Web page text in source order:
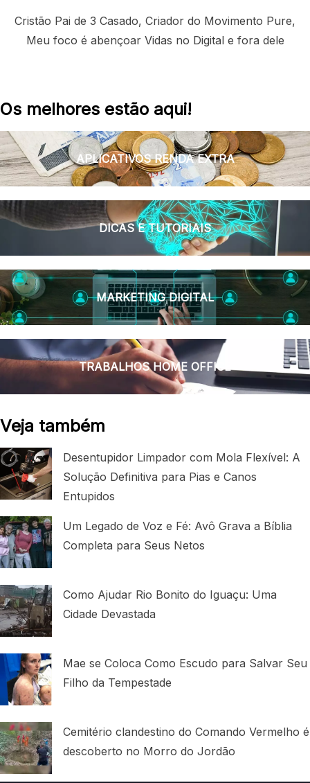
Cristão Pai de 3 Casado, Criador do Movimento Pure,
Meu foco é abençoar Vidas no Digital e fora dele
Os melhores estão aqui!
APLICATIVOS RENDA EXTRA
DICAS E TUTORIAIS
MARKETING DIGITAL
TRABALHOS HOME OFFICE
Veja também
Desentupidor Limpador com Mola Flexível: A
Solução Definitiva para Pias e Canos
Entupidos
Um Legado de Voz e Fé: Avô Grava a Bíblia
Completa para Seus Netos
Como Ajudar Rio Bonito do Iguaçu: Uma
Cidade Devastada
Mae se Coloca Como Escudo para Salvar Seu
Filho da Tempestade
Cemitério clandestino do Comando Vermelho é
descoberto no Morro do Jordão